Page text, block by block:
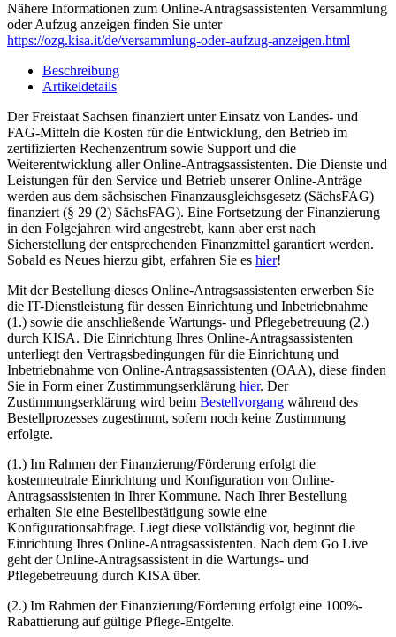
Nähere Informationen zum Online-Antragsassistenten Versammlung
oder Aufzug anzeigen finden Sie unter
https://ozg.kisa.it/de/versammlung-oder-aufzug-anzeigen.html
Beschreibung
Artikeldetails
Der Freistaat Sachsen finanziert unter Einsatz von Landes- und
FAG-Mitteln die Kosten für die Entwicklung, den Betrieb im
zertifizierten Rechenzentrum sowie Support und die
Weiterentwicklung aller Online-Antragsassistenten. Die Dienste und
Leistungen für den Service und Betrieb unserer Online-Anträge
werden aus dem sächsischen Finanzausgleichsgesetz (SächsFAG)
finanziert (§ 29 (2) SächsFAG). Eine Fortsetzung der Finanzierung
in den Folgejahren wird angestrebt, kann aber erst nach
Sicherstellung der entsprechenden Finanzmittel garantiert werden.
Sobald es Neues hierzu gibt, erfahren Sie es hier!
Mit der Bestellung dieses Online-Antragsassistenten erwerben Sie
die IT-Dienstleistung für dessen Einrichtung und Inbetriebnahme
(1.) sowie die anschließende Wartungs- und Pflegebetreuung (2.)
durch KISA. Die Einrichtung Ihres Online-Antragsassistenten
unterliegt den Vertragsbedingungen für die Einrichtung und
Inbetriebnahme von Online-Antragsassistenten (OAA), diese finden
Sie in Form einer Zustimmungserklärung hier. Der
Zustimmungserklärung wird beim Bestellvorgang während des
Bestellprozesses zugestimmt, sofern noch keine Zustimmung
erfolgte.
(1.) Im Rahmen der Finanzierung/Förderung erfolgt die
kostenneutrale Einrichtung und Konfiguration von Online-
Antragsassistenten in Ihrer Kommune. Nach Ihrer Bestellung
erhalten Sie eine Bestellbestätigung sowie eine
Konfigurationsabfrage. Liegt diese vollständig vor, beginnt die
Einrichtung Ihres Online-Antragsassistenten. Nach dem Go Live
geht der Online-Antragsassistent in die Wartungs- und
Pflegebetreuung durch KISA über.
(2.) Im Rahmen der Finanzierung/Förderung erfolgt eine 100%-
Rabattierung auf gültige Pflege-Entgelte.